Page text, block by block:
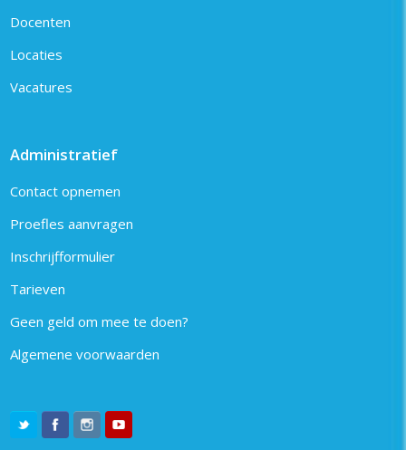
Docenten
Locaties
Vacatures
Administratief
Contact opnemen
Proefles aanvragen
Inschrijfformulier
Tarieven
Geen geld om mee te doen?
Algemene voorwaarden